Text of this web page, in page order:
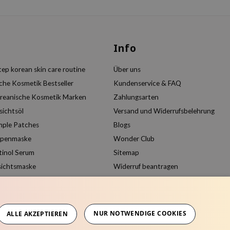
korean skin care routine
Kosmetik Bestseller
Kosmetik Marken
Patches
Serum
Info
Über uns
Kundenservice & FAQ
Zahlungsarten
Versand und Widerrufsbelehrung
Blogs
Wonder Club
Sitemap
Widerruf beantragen
ALLE AKZEPTIEREN NUR NOTWENDIGE COOKIES